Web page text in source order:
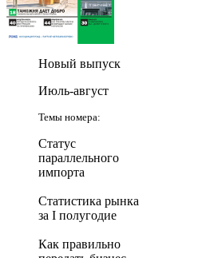
Новый выпуск
Июль-август
Темы номера:
Статус
параллельного
импорта
Статистика рынка
за I полугодие
Как правильно